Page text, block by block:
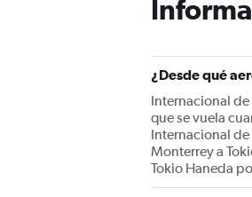
¿Desde qué
Internacional
que se vuela
Internacional de
Monterrey a
Tokio Haneda